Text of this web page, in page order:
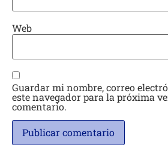
Web
Guardar mi nombre, correo
este navegador para la próxima
comentario.